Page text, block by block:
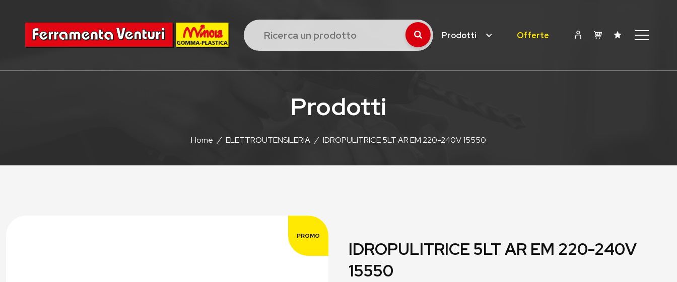
Prodotti Offerte
Prodotti
Home / ELETTROUTENSILERIA / IDROPULITRICE 5LT AR EM 220-240V 15550
PROMO
IDROPULITRICE 5LT AR EM 220-240V
15550